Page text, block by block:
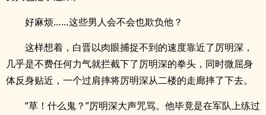
好麻烦……这些男人会不会也欺负他？
这样想着，白晋以肉眼捕捉不到的速度靠近了厉明深，
几乎是不费任何力气就拦截下了厉明深的拳头，同时微屈身
体反身贴近，一个过肩摔将厉明深从二楼的走廊摔了下去。
“草！什么鬼？”厉明深大声咒骂。他毕竟是在军队上练过